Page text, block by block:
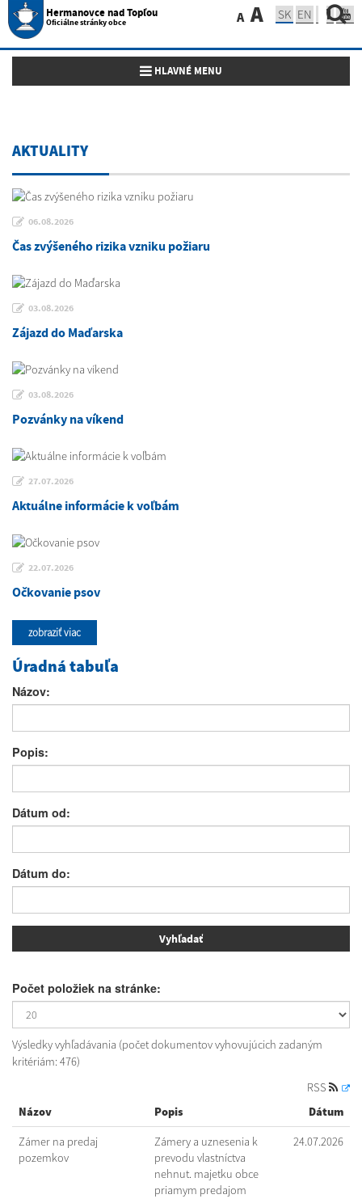
Hermanovce nad Topľou
Oficiálne stránky obce A A SK EN
Toggle navigation
HLAVNÉ MENU
AKTUALITY
06.08.2026
Čas zvýšeného rizika vzniku požiaru
03.08.2026
Zájazd do Maďarska
03.08.2026
Pozvánky na víkend
27.07.2026
Aktuálne informácie k voľbám
22.07.2026
Očkovanie psov
zobraziť viac
Úradná tabuľa
Názov:
Popis:
Dátum od:
Dátum do:
Počet položiek na stránke:
Výsledky vyhľadávania (počet dokumentov vyhovujúcich zadaným
kritériám: 476)
RSS
Názov
Popis Dátum
Zámer na predaj
pozemkov
Zámery a uznesenia k
prevodu vlastníctva
nehnut. majetku obce
priamym predajom
24.07.2026